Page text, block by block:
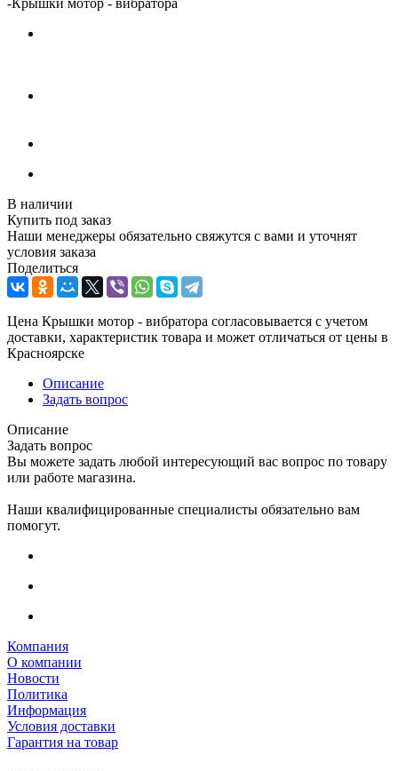
В наличии
Купить под заказ
Наши менеджеры обязательно свяжутся с вами и уточнят
условия заказа
Поделиться
Цена Крышки мотор - вибратора согласовывается с учетом
доставки, характеристик товара и может отличаться от цены в
Красноярске
Описание
Задать вопрос
Описание
Задать вопрос
Вы можете задать любой интересующий вас вопрос по товару
или работе магазина.
Наши квалифицированные специалисты обязательно вам
помогут.
Компания
О компании
Новости
Политика
Информация
Условия доставки
Гарантия на товар